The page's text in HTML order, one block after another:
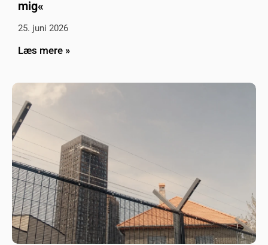
mig«
25. juni 2026
Læs mere »